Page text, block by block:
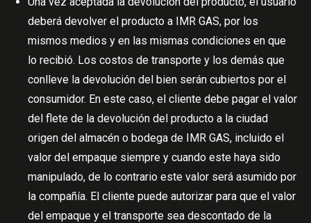
deberá devolver el producto a IMR GAS, por los
mismos medios y en las mismas condiciones en que
lo recibió. Los costos de transporte y los demás que
conlleve la devolución del bien serán cubiertos por el
consumidor. En este caso, el cliente debe pagar el valor
del flete de la devolución del producto a la ciudad
origen del almacén o bodega de IMR GAS, incluido el
valor del empaque siempre y cuando este haya sido
manipulado, de lo contrario este valor será asumido por
la compañía. El cliente puede autorizar para que el valor
del empaque y el transporte sea descontado de la